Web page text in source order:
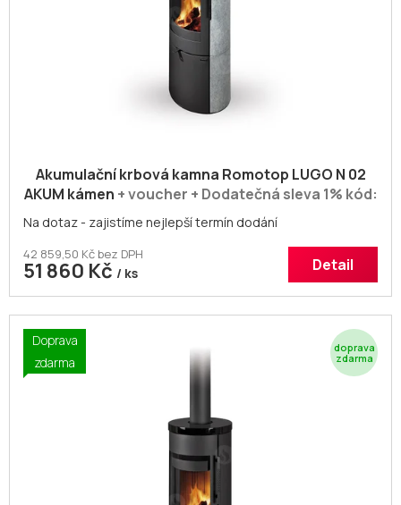
Akumulační krbová kamna Romotop LUGO N 02
AKUM kámen + voucher + Dodatečná sleva 1% kód:
ROMOTOP
Na dotaz - zajistíme nejlepší termín dodání
42 859,50 Kč bez DPH
51 860 Kč / ks Detail
Doprava
zdarma
Z